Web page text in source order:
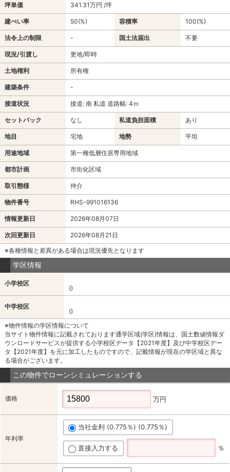
坪単価 341.31万円 /坪
建ぺい率 50(%) 容積率 100(%)
法令上の制限 - 国土法届出 不要
現況/引渡し 更地/即時
土地権利 所有権
建築条件 -
接道状況 接道: 南 私道 道路幅: 4ｍ
セットバック なし 私道負担面積 あり
地目 宅地 地勢 平坦
用途地域 第一種低層住居専用地域
都市計画 市街化区域
取引態様 仲介
物件番号 RHS-991016136
情報更新日 2026年08月07日
次回更新日
2026年08月21日
※各種情報と差異がある場合は現況優先となります
学区情報
小学校区
()
中学校区
()
※物件情報の学区情報について
当サイト物件情報に記載されております通学区域(学区)情報は、国土数値情報ダ
ウンロードサービスが提供する小学校区データ【2021年度】及び中学校区デー
タ【2021年度】を元に加工したものですので、記載情報が現在の学区域と異な
る場合がございます。
この物件でローンシミュレーションする
価格 万円
年利率
当社金利 (0.775％) (0.775％)
直接入力する ％